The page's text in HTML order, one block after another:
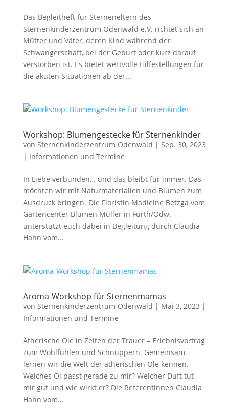
Das Begleitheft für Sterneneltern des
Sternenkinderzentrum Odenwald e.V. richtet sich an
Mütter und Väter, deren Kind während der
Schwangerschaft, bei der Geburt oder kurz darauf
verstorben ist. Es bietet wertvolle Hilfestellungen für
die akuten Situationen ab der...
Workshop: Blumengestecke für Sternenkinder
von Sternenkinderzentrum Odenwald | Sep. 30, 2023
| Informationen und Termine
In Liebe verbunden… und das bleibt für immer. Das
möchten wir mit Naturmaterialien und Blumen zum
Ausdruck bringen. Die Floristin Madleine Betzga vom
Gartencenter Blumen Müller in Fürth/Odw.
unterstützt euch dabei in Begleitung durch Claudia
Hahn vom...
Aroma-Workshop für Sternenmamas
von Sternenkinderzentrum Odenwald | Mai 3, 2023 |
Informationen und Termine
Ätherische Öle in Zeiten der Trauer – Erlebnisvortrag
zum Wohlfühlen und Schnuppern. Gemeinsam
lernen wir die Welt der ätherischen Öle kennen.
Welches Öl passt gerade zu mir? Welcher Duft tut
mir gut und wie wirkt er? Die Referentinnen Claudia
Hahn vom...